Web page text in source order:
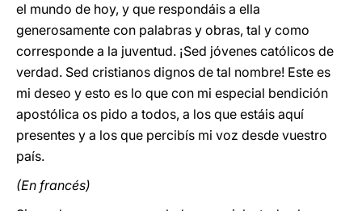
el mundo de hoy, y que respondáis a ella
generosamente con palabras y obras, tal y como
corresponde a la juventud. ¡Sed jóvenes católicos de
verdad. Sed cristianos dignos de tal nombre! Este es
mi deseo y esto es lo que con mi especial bendición
apostólica os pido a todos, a los que estáis aquí
presentes y a los que percibís mi voz desde vuestro
país.
(En francés)